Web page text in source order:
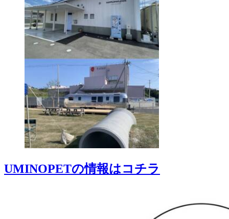
UMINOPETの情報はコチラ